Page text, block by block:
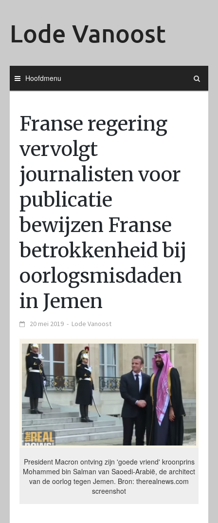
Lode Vanoost
Hoofdmenu
Franse regering
vervolgt
journalisten voor
publicatie
bewijzen Franse
betrokkenheid bij
oorlogsmisdaden
in Jemen
20 mei 2019 - Lode Vanoost
President Macron ontving zijn 'goede vriend' kroonprins
Mohammed bin Salman van Saoedi-Arabië, de architect
van de oorlog tegen Jemen. Bron: therealnews.com
screenshot